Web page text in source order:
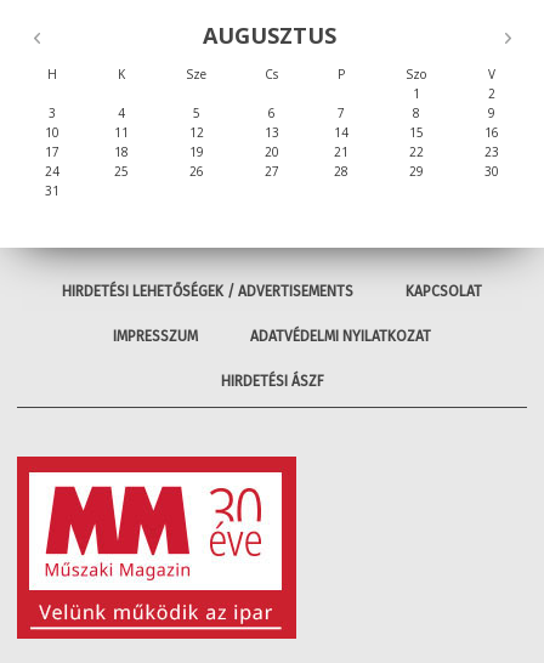
AUGUSZTUS
H K Sze Cs P Szo
V
1
2
3
4 5 6 7 8
9
10
11 12 13 14 15
16
17
18 19 20 21 22
23
24
25 26 27 28 29
30
31
HIRDETÉSI LEHETŐSÉGEK / ADVERTISEMENTS KAPCSOLAT
IMPRESSZUM ADATVÉDELMI NYILATKOZAT
HIRDETÉSI ÁSZF